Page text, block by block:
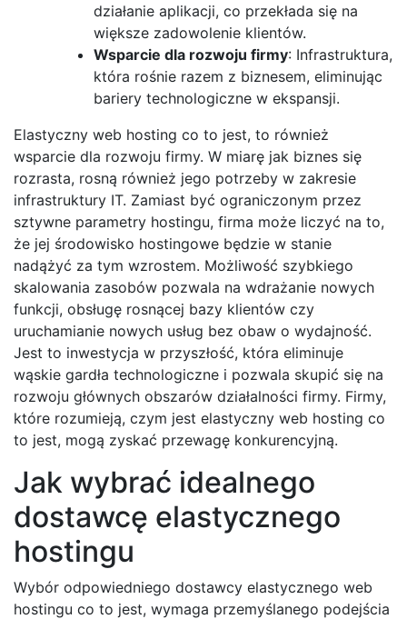
działanie aplikacji, co przekłada się na
większe zadowolenie klientów.
Wsparcie dla rozwoju firmy: Infrastruktura,
która rośnie razem z biznesem, eliminując
bariery technologiczne w ekspansji.
Elastyczny web hosting co to jest, to również
wsparcie dla rozwoju firmy. W miarę jak biznes się
rozrasta, rosną również jego potrzeby w zakresie
infrastruktury IT. Zamiast być ograniczonym przez
sztywne parametry hostingu, firma może liczyć na to,
że jej środowisko hostingowe będzie w stanie
nadążyć za tym wzrostem. Możliwość szybkiego
skalowania zasobów pozwala na wdrażanie nowych
funkcji, obsługę rosnącej bazy klientów czy
uruchamianie nowych usług bez obaw o wydajność.
Jest to inwestycja w przyszłość, która eliminuje
wąskie gardła technologiczne i pozwala skupić się na
rozwoju głównych obszarów działalności firmy. Firmy,
które rozumieją, czym jest elastyczny web hosting co
to jest, mogą zyskać przewagę konkurencyjną.
Jak wybrać idealnego
dostawcę elastycznego
hostingu
Wybór odpowiedniego dostawcy elastycznego web
hostingu co to jest, wymaga przemyślanego podejścia